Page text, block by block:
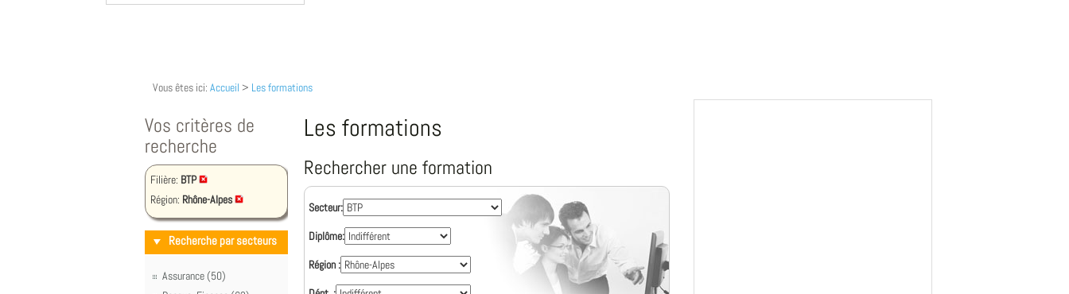
Vous êtes ici: Accueil > Les formations
Vos critères de
recherche
Filière: BTP
Région: Rhône-Alpes
Recherche par secteurs
Assurance (50)
Les formations
Rechercher une formation
Secteur:
Diplôme:
Région :